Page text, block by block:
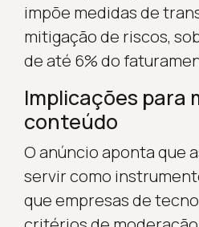
impõe medidas de
mitigação de riscos,
de até 6% do
Implicações para
conteúdo
O anúncio aponta que
servir como
que empresas de